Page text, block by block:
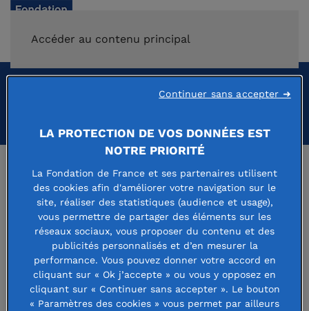
Accéder au contenu principal
Faire un don
Espace presse
Recrutement
LA PROTECTION DE VOS DONNÉES EST
NOTRE PRIORITÉ
La Fondation de France et ses partenaires utilisent
des cookies afin d'améliorer votre navigation sur le
site, réaliser des statistiques (audience et usage),
vous permettre de partager des éléments sur les
réseaux sociaux, vous proposer du contenu et des
publicités personnalisés et d’en mesurer la
performance. Vous pouvez donner votre accord en
cliquant sur « Ok j’accepte » ou vous y opposez en
cliquant sur « Continuer sans accepter ». Le bouton
« Paramètres des cookies » vous permet par ailleurs
Continuer sans accepter ➜